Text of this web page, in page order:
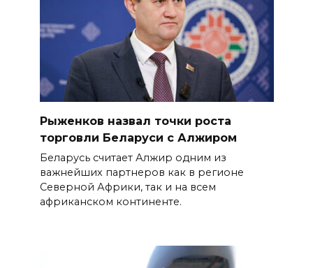
Рыженков назвал точки роста
торговли Беларуси с Алжиром
Беларусь считает Алжир одним из
важнейших партнеров как в регионе
Северной Африки, так и на всем
африканском континенте.